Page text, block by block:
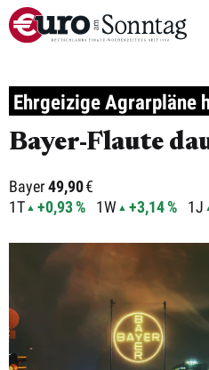
Ehrgeizige Agrarpläne
Bayer-Flaute
Bayer49,90€
1T
+0,93 % 1W +3,14 % 1J